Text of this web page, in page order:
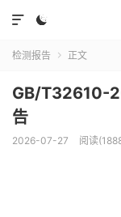


检测报告  正文
GB/T32610-
告
2026-07-27 阅读